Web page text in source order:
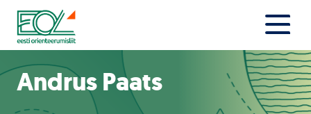
Liigu
sisu
juurde
Uudised
Andrus Paats